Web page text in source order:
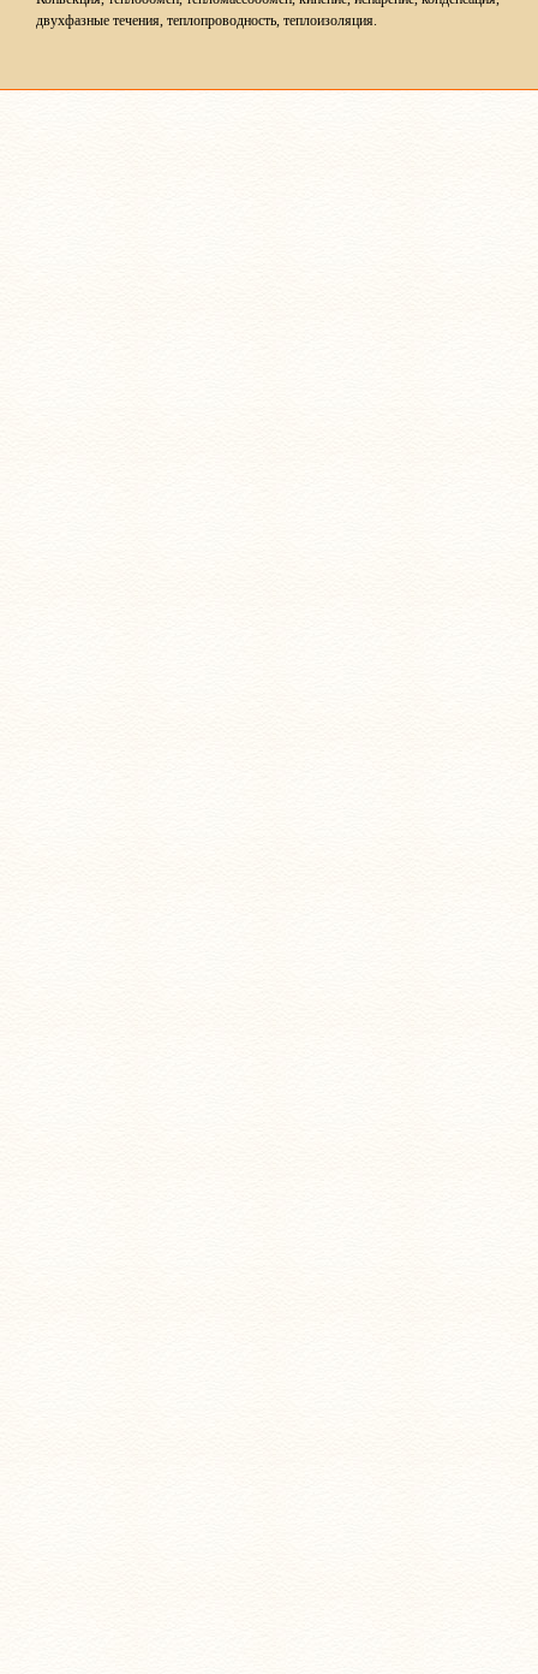
двухфазные течения, теплопроводность, теплоизоляция.